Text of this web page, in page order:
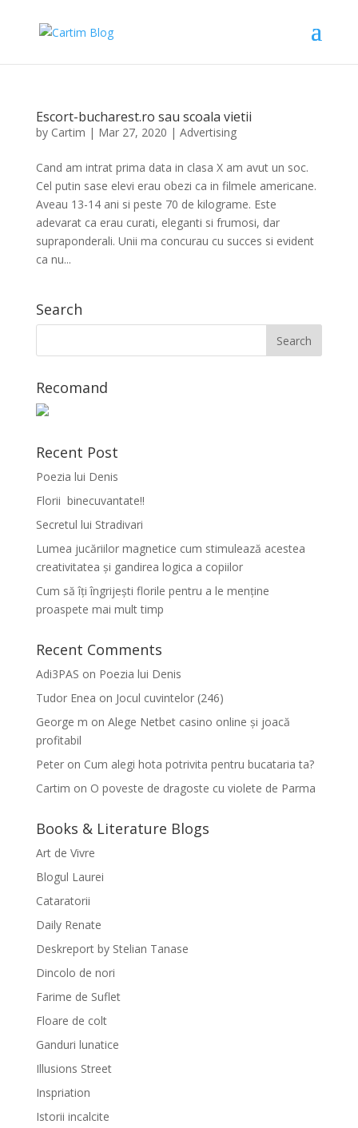
Escort-bucharest.ro sau scoala vietii
by Cartim | Mar 27, 2020 | Advertising
Cand am intrat prima data in clasa X am avut un soc.
Cel putin sase elevi erau obezi ca in filmele americane.
Aveau 13-14 ani si peste 70 de kilograme. Este
adevarat ca erau curati, eleganti si frumosi, dar
supraponderali. Unii ma concurau cu succes si evident
ca nu...
Search
Recomand
Recent Post
Poezia lui Denis
Florii binecuvantate!!
Secretul lui Stradivari
Lumea jucăriilor magnetice cum stimulează acestea
creativitatea și gandirea logica a copiilor
Cum să îți îngrijești florile pentru a le menține
proaspete mai mult timp
Recent Comments
Adi3PAS on Poezia lui Denis
Tudor Enea on Jocul cuvintelor (246)
George m on Alege Netbet casino online și joacă
profitabil
Peteron Cum alegi hota potrivita pentru bucataria ta?
Cartim on O poveste de dragoste cu violete de Parma
Books & Literature Blogs
Art de Vivre
Blogul Laurei
Cataratorii
Daily Renate
Deskreport by Stelian Tanase
Dincolo de nori
Farime de Suflet
Floare de colt
Ganduri lunatice
Illusions Street
Inspriation
Istorii incalcite